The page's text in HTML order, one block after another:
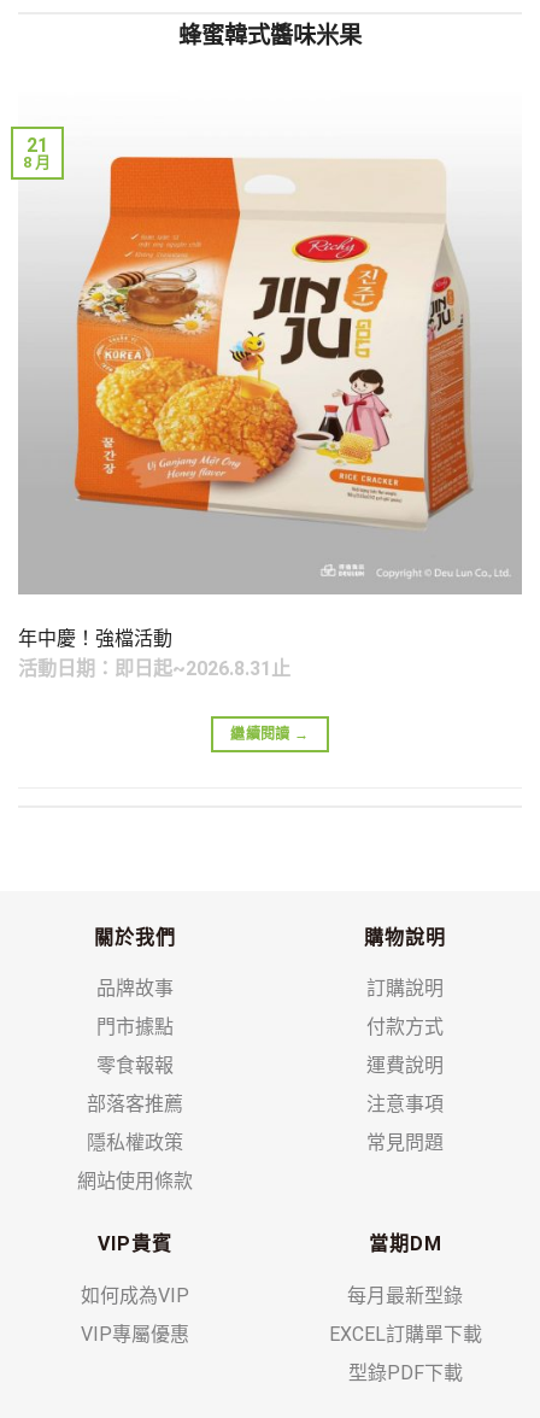
蜂蜜韓式醬味米果
21
8 月
年中慶！強檔活動
活動日期：即日起~2026.8.31止
繼續閱讀 →
關於我們
品牌故事
門市據點
零食報報
部落客推薦
隱私權政策
網站使用條款
購物說明
訂購說明
付款方式
運費說明
注意事項
常見問題
VIP貴賓
如何成為VIP
VIP專屬優惠
當期DM
每月最新型錄
EXCEL訂購單下載
型錄PDF下載